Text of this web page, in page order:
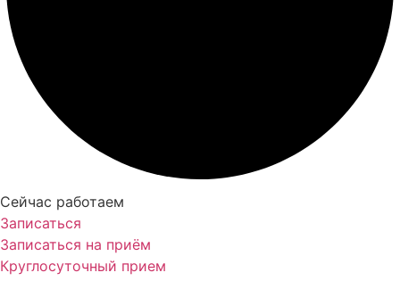
Сейчас работаем
Записаться
Записаться на приём
Круглосуточный прием